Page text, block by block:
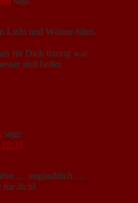
Licht und Wärme führt.
für Dich traurig war.
und heiler.
sagt:
… unglaublich …
für dich!